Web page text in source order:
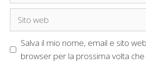
Sito
Salva il mio nome, email e sito
browser per la prossima volta